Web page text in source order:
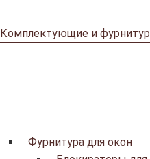
Комплектующие и
Фурнитура для окон